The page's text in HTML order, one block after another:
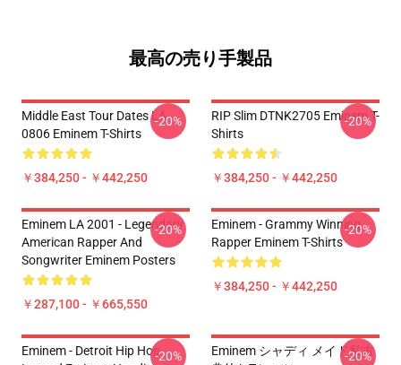
最高の売り手製品
Middle East Tour Dates LA
0806 Eminem T-Shirts
￥384,250 - ￥442,250
-20%
RIP Slim DTNK2705 Eminem T-
Shirts
￥384,250 - ￥442,250
-20%
Eminem LA 2001 - Legendary
American Rapper And
Songwriter Eminem Posters
￥287,100 - ￥665,550
-20%
Eminem - Grammy Winning
Rapper Eminem T-Shirts
￥384,250 - ￥442,250
-20%
Eminem - Detroit Hip Hop-20%
Eminem シャディ メイド私古
-20%